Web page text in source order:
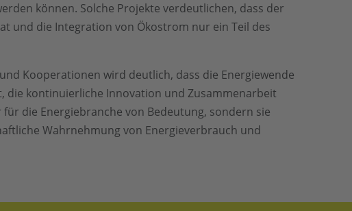
können. Solche Projekte verdeutlichen, dass der
und die Integration von Ökostrom nur ein Teil des
Kooperationen wird deutlich, dass die Energiewende
die kontinuierliche Innovation und Zusammenarbeit
die Energiebranche von Bedeutung, sondern sie
Wahrnehmung von Energieverbrauch und